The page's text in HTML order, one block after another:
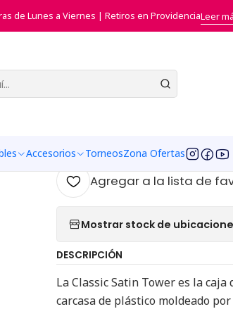
Accesorios TorneosZona Ofertas
de Lunes a Viernes | Retiros en ProvidenciaLeer
Satin Tower Apple Red - Ultra Pro
Portamazo
Ultra Pro
Cantidad
Agregar a la lista de
Mostrar stock de
DESCRIPCIÓN
La Classic Satin Tower es la caja
carcasa de plástico moldeado